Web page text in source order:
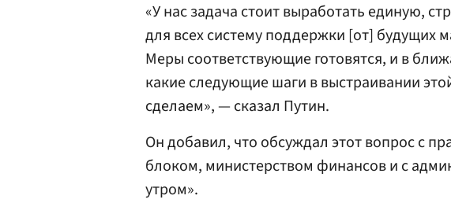
«У нас задача стоит выработать единую,
для всех систему поддержки [от] будущих
Меры соответствующие готовятся, и в
какие следующие шаги в выстраивании
сделаем», — сказал Путин.
Он добавил, что обсуждал этот вопрос с
блоком, министерством финансов и с
утром».